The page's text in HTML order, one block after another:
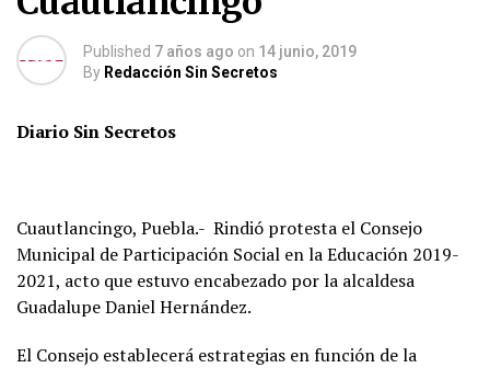
Published 7 años ago on 14 junio, 2019
By Redacción Sin Secretos
Diario Sin Secretos
Cuautlancingo, Puebla.- Rindió protesta el Consejo
Municipal de Participación Social en la Educación 2019-
2021, acto que estuvo encabezado por la alcaldesa
Guadalupe Daniel Hernández.
El Consejo establecerá estrategias en función de la